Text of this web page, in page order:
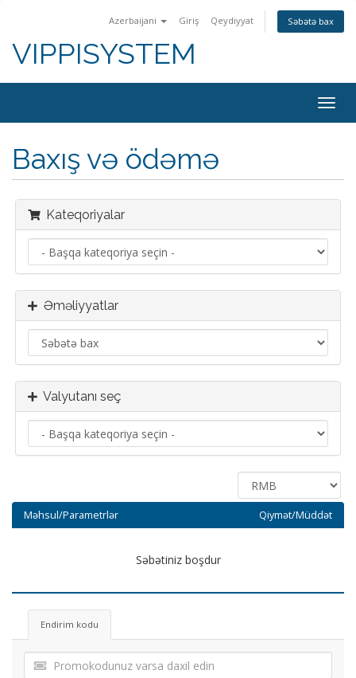
Azerbaijani Giriş Qeydiyyat Səbətə bax
VIPPISYSTEM
keçid
Baxış və ödəmə
Kateqoriyalar
Əməliyyatlar
Valyutanı seç
Məhsul/Parametrlər Qiymət/Müddət
Səbətiniz boşdur
Endirim kodu